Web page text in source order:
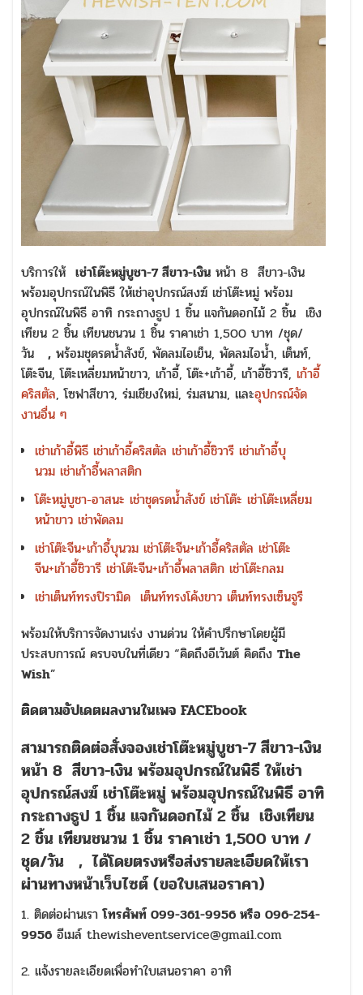
บริการให้ เช่าโต๊ะหมู่บูชา-7 สีขาว-เงิน หน้า 8 สีขาว-เงิน
พร้อมอุปกรณ์ในพิธี ให้เช่าอุปกรณ์สงฆ์ เช่าโต๊ะหมู่ พร้อม
อุปกรณ์ในพิธี อาทิ กระถางธูป 1 ชิ้น แจกันดอกไม้ 2 ชิ้น เชิง
เทียน 2 ชิ้น เทียนชนวน 1 ชิ้น ราคาเช่า 1,500 บาท /ชุด/
วัน
, พร้อมชุดรดน้ำสังข์, พัดลมไอเย็น, พัดลมไอน้ำ, เต็นท์,
โต๊ะจีน, โต๊ะเหลี่ยมหน้าขาว, เก้าอี้, โต๊ะ+เก้าอี้, เก้าอี้ชิวารี, เก้าอี้
คริสตัล, โซฟาสีขาว, ร่มเชียงใหม่, ร่มสนาม, และอุปกรณ์จัด
งานอื่น ๆ
เช่าเก้าอี้พิธี เช่าเก้าอี้คริสตัล เช่าเก้าอี้ชิวารี เช่าเก้าอี้บุ
นวม เช่าเก้าอี้พลาสติก
โต๊ะหมู่บูชา-อาสนะ เช่าชุดรดน้ำสังข์ เช่าโต๊ะ เช่าโต๊ะเหลี่ยม
หน้าขาว เช่าพัดลม
เช่าโต๊ะจีน+เก้าอี้บุนวม เช่าโต๊ะจีน+เก้าอี้คริสตัล เช่าโต๊ะ
จีน+เก้าอี้ชิวารี เช่าโต๊ะจีน+เก้าอี้พลาสติก เช่าโต๊ะกลม
เช่าเต็นท์ทรงปิรามิด เต็นท์ทรงโค้งขาว เต็นท์ทรงเซ็นจูรี
พร้อมให้บริการจัดงานเร่ง งานด่วน ให้คำปรึกษาโดยผู้มี
ประสบการณ์ ครบจบในที่เดียว “คิดถึงอีเว้นต์ คิดถึง The
Wish”
ติดตามอัปเดตผลงานในเพจ FACEbook
สามารถติดต่อสั่งจองเช่าโต๊ะหมู่บูชา-7 สีขาว-เงิน
หน้า 8 สีขาว-เงิน พร้อมอุปกรณ์ในพิธี ให้เช่า
อุปกรณ์สงฆ์ เช่าโต๊ะหมู่ พร้อมอุปกรณ์ในพิธี อาทิ
กระถางธูป 1 ชิ้น แจกันดอกไม้ 2 ชิ้น เชิงเทียน
2 ชิ้น เทียนชนวน 1 ชิ้น ราคาเช่า 1,500 บาท /
ชุด/วัน , ได้โดยตรงหรือส่งรายละเอียดให้เรา
ผ่านทางหน้าเว็บไซต์ (ขอใบเสนอราคา)
1. ติดต่อผ่านเราโทรศัพท์ 099-361-9956 หรือ 096-254-
9956 อีเมล์ thewisheventservice@gmail.com
2. แจ้งรายละเอียดเพื่อทำใบเสนอราคา อาทิ